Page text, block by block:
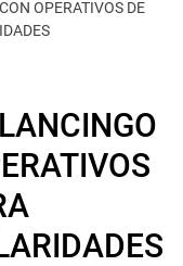
OPERATIVOS DE